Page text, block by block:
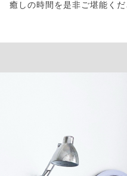
癒しの時間を是非ご堪能くだ